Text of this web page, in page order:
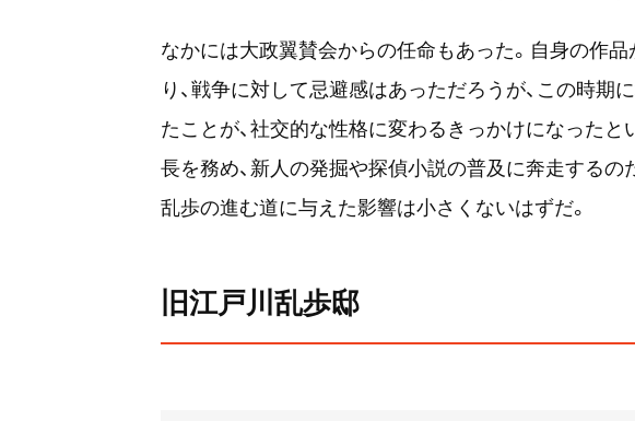
なかには大政翼賛会からの任命もあった。自身の作
り、戦争に対して忌避感はあっただろうが、この時期
たことが、社交的な性格に変わるきっかけになったと
長を務め、新人の発掘や探偵小説の普及に奔走するの
乱歩の進む道に与えた影響は小さくないはずだ。
旧江戸川乱歩邸